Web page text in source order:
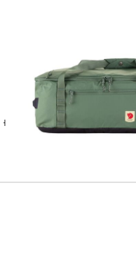
FJÄLLRÄVEN | Reisetasche HIGH
CAST DUFFEL 36